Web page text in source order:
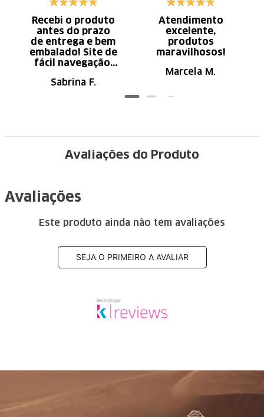
Recebi o produto
antes do prazo
de entrega e bem
embalado! Site de
fácil navegação.
Sabrina F.
Atendimento
excelente,
produtos
maravilhosos!
Marcela M.
Avaliações do Produto
Avaliações
Este produto ainda não tem avaliações
SEJA O PRIMEIRO A AVALIAR